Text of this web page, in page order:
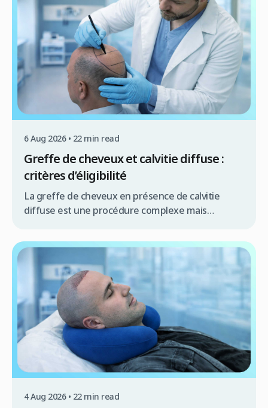
6 Aug 2026 • 22 min read
Greffe de cheveux et calvitie diffuse :
critères d’éligibilité
La greffe de cheveux en présence de calvitie
diffuse est une procédure complexe mais
significative pour de nombreux patients. Résumé
rapide La greffe de cheveux pour calvitie diffuse
est possible sous conditions la qualité de la zone
donneuse est primordiale une évaluation
médicale approfondie est indispensable les
techniques FUE ou […]
4 Aug 2026 • 22 min read